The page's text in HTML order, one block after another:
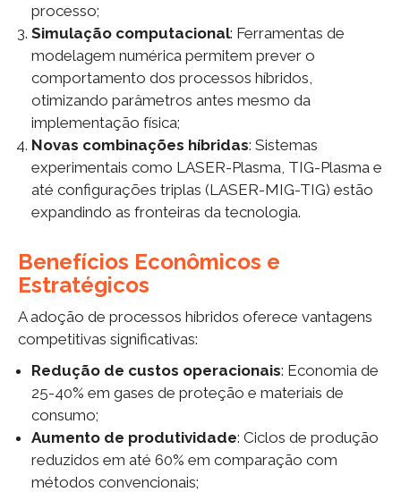
processo;
Simulação computacional: Ferramentas de
modelagem numérica permitem prever o
comportamento dos processos híbridos,
otimizando parâmetros antes mesmo da
implementação física;
Novas combinações híbridas: Sistemas
experimentais como LASER-Plasma, TIG-Plasma e
até configurações triplas (LASER-MIG-TIG) estão
expandindo as fronteiras da tecnologia.
Benefícios Econômicos e
Estratégicos
A adoção de processos híbridos oferece vantagens
competitivas significativas:
Redução de custos operacionais: Economia de
25-40% em gases de proteção e materiais de
consumo;
Aumento de produtividade: Ciclos de produção
reduzidos em até 60% em comparação com
métodos convencionais;